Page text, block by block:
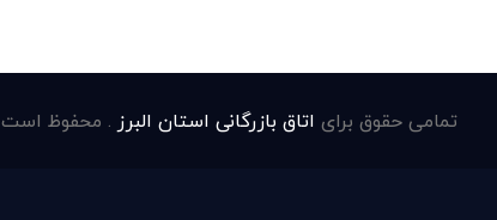
تمامی حقوق برای اتاق بازرگانی استان البرز . محفوظ است